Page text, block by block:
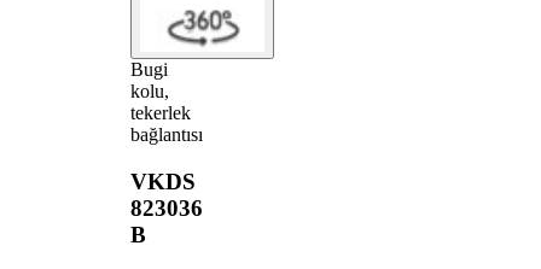
Bugi
kolu,
tekerlek
bağlantısı
VKDS
823036
B